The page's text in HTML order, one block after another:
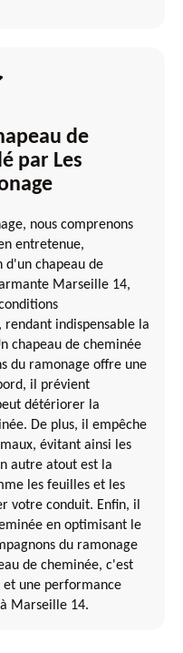
de
par Les
nous comprenons
entretenue,
chapeau de
Marseille 14,
indispensable la
chapeau de cheminée
du ramonage offre une
il prévient
détériorer la
De plus, il empêche
évitant ainsi les
autre atout est la
les feuilles et les
votre conduit. Enfin, il
en optimisant le
du ramonage
de cheminée, c'est
une performance
Marseille 14.